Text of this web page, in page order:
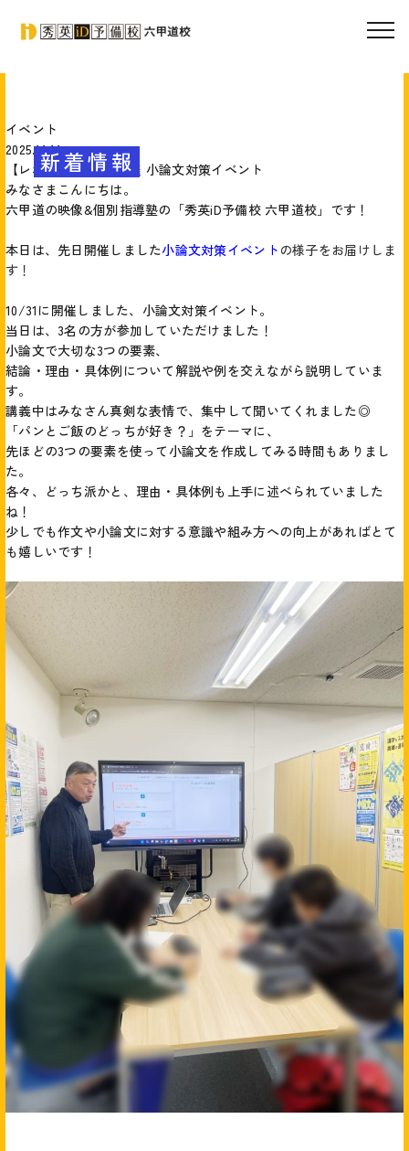
新着情報
イベント
2025.11.11
【レポート】10/31開催 小論文対策イベント
みなさまこんにちは。
六甲道の映像&個別指導塾の「秀英iD予備校 六甲道校」です！
本日は、先日開催しました小論文対策イベントの様子をお届けしま
す！
10/31に開催しました、小論文対策イベント。
当日は、3名の方が参加していただけました！
小論文で大切な3つの要素、
結論・理由・具体例について解説や例を交えながら説明していま
す。
講義中はみなさん真剣な表情で、集中して聞いてくれました◎
「パンとご飯のどっちが好き？」をテーマに、
先ほどの3つの要素を使って小論文を作成してみる時間もありまし
た。
各々、どっち派かと、理由・具体例も上手に述べられていました
ね！
少しでも作文や小論文に対する意識や組み方への向上があればとて
も嬉しいです！